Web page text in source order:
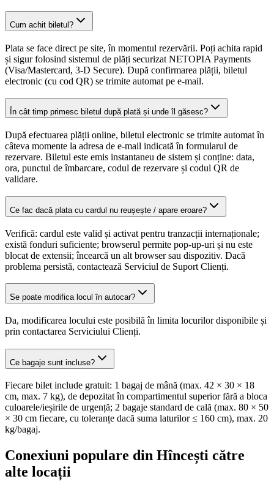
Cum achit biletul?
Plata se face direct pe site, în momentul rezervării. Poți achita rapid
și sigur folosind sistemul de plăți securizat NETOPIA Payments
(Visa/Mastercard, 3-D Secure). După confirmarea plății, biletul
electronic (cu cod QR) se trimite automat pe e-mail.
În cât timp primesc biletul după plată și unde îl găsesc?
După efectuarea plății online, biletul electronic se trimite automat în
câteva momente la adresa de e-mail indicată în formularul de
rezervare. Biletul este emis instantaneu de sistem și conține: data,
ora, punctul de îmbarcare, codul de rezervare și codul QR de
validare.
Ce fac dacă plata cu cardul nu reușește / apare eroare?
Verifică: cardul este valid și activat pentru tranzacții internaționale;
există fonduri suficiente; browserul permite pop-up-uri și nu este
blocat de extensii; încearcă un alt browser sau dispozitiv. Dacă
problema persistă, contactează Serviciul de Suport Clienți.
Se poate modifica locul în autocar?
Da, modificarea locului este posibilă în limita locurilor disponibile și
prin contactarea Serviciului Clienți.
Ce bagaje sunt incluse?
Fiecare bilet include gratuit: 1 bagaj de mână (max. 42 × 30 × 18
cm, max. 7 kg), de depozitat în compartimentul superior fără a bloca
culoarele/ieșirile de urgență; 2 bagaje standard de cală (max. 80 × 50
× 30 cm fiecare, cu toleranțe dacă suma laturilor ≤ 160 cm), max. 20
kg/bagaj.
Conexiuni populare din Hîncești către
alte locații